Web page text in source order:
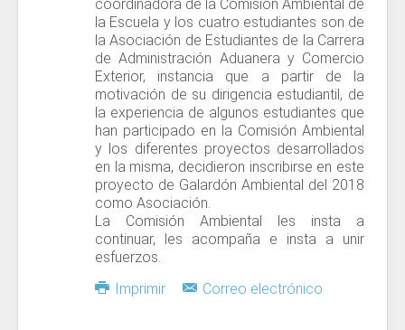
coordinadora de la Comisión Ambiental de
la Escuela y los cuatro estudiantes son de
la Asociación de Estudiantes de la Carrera
de Administración Aduanera y Comercio
Exterior, instancia que a partir de la
motivación de su dirigencia estudiantil, de
la experiencia de algunos estudiantes que
han participado en la Comisión Ambiental
y los diferentes proyectos desarrollados
en la misma, decidieron inscribirse en este
proyecto de Galardón Ambiental del 2018
como Asociación.
La Comisión Ambiental les insta a
continuar, les acompaña e insta a unir
esfuerzos.
Imprimir
Correo electrónico